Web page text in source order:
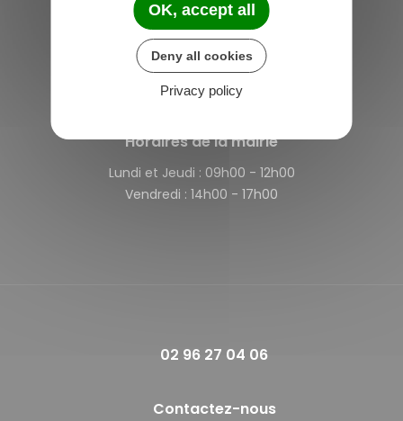
Saint-Michel-de-Plélan
4 rue des Terre Neuvas
22980 Saint-Michel-de-Plélan
France
Horaires de la mairie
Lundi et Jeudi : 09h00 - 12h00
Vendredi : 14h00 - 17h00
02 96 27 04 06
Contactez-nous
OK, accept all
Deny all cookies
Privacy policy